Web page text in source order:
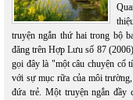
truyện ngắn thứ hai trong bộ
đăng trên Hợp Lưu số 87
gọi đây là "một câu chuyện cổ
với sự mục rữa của môi
đứa trẻ. Một truyện ngắn đầy